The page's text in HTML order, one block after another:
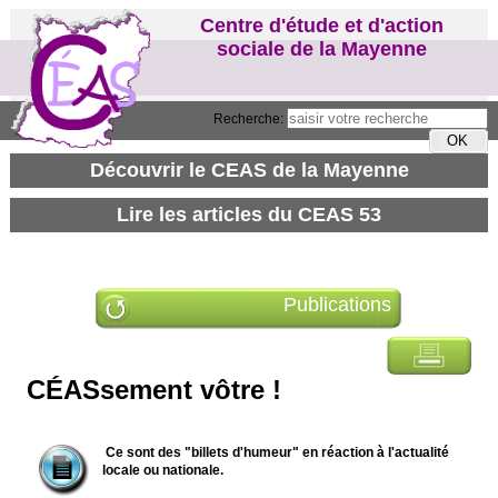
Recherche:
Centre d'étude et d'action
sociale de la Mayenne
Publications
CÉASsement vôtre !
Ce sont des "billets d'humeur" en réaction à l'actualité
locale ou nationale.